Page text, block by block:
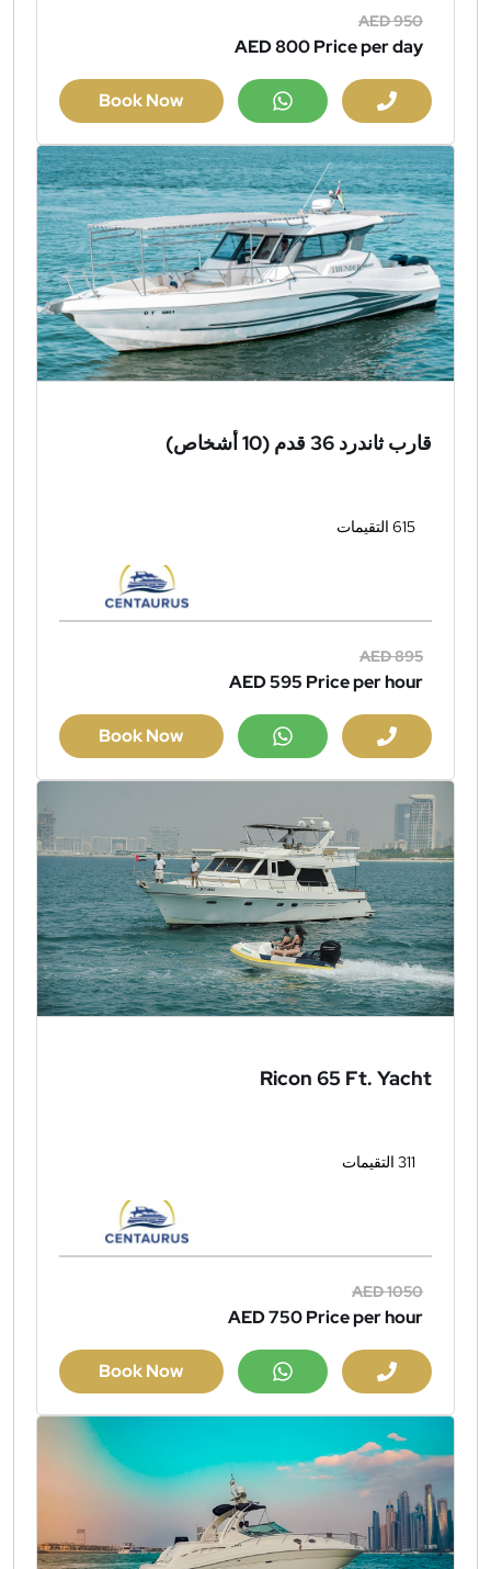
AED 950
AED 800Price per day
Book Now
قارب ثاندرد 36 قدم (10 أشخاص)
615 التقيمات
AED 895
AED 595 Price per hour
Book Now
Ricon 65 Ft. Yacht
311 التقيمات
AED 1050
AED 750Price per hour
Book Now